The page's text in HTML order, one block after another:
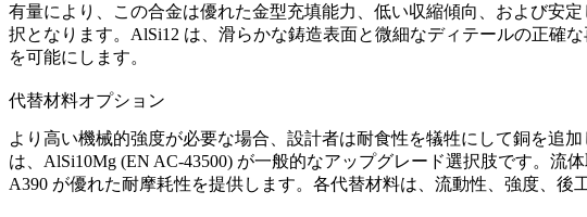
有量により、この合金は優れた金型充填能力、低い収縮傾向、および安
択となります。AlSi12 は、滑らかな鋳造表面と微細なディテールの正確
を可能にします。
代替材料オプション
より高い機械的強度が必要な場合、設計者は耐食性を犠牲にして銅を追加
は、 AlSi10Mg (EN AC-43500) が一般的なアップグレード選択肢です。流
A390 が優れた耐摩耗性を提供します。各代替材料は、流動性、強度、後